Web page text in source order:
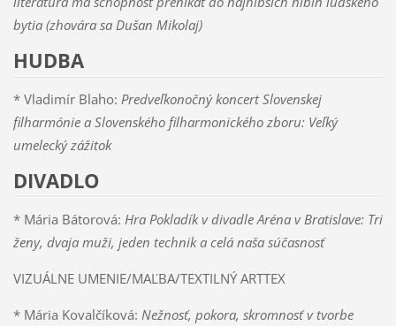
bytia (zhovára sa Dušan Mikolaj)
HUDBA
* Vladimír Blaho: Predveľkonočný koncert Slovenskej
filharmónie a Slovenského filharmonického zboru: Veľký
umelecký zážitok
DIVADLO
* Mária Bátorová: Hra Pokladík v divadle Aréna v Bratislave: Tri
ženy, dvaja muži, jeden technik a celá naša súčasnosť
VIZUÁLNE UMENIE/MAĽBA/TEXTILNÝ ARTTEX
* Mária Kovalčíková: Nežnosť, pokora, skromnosť v tvorbe